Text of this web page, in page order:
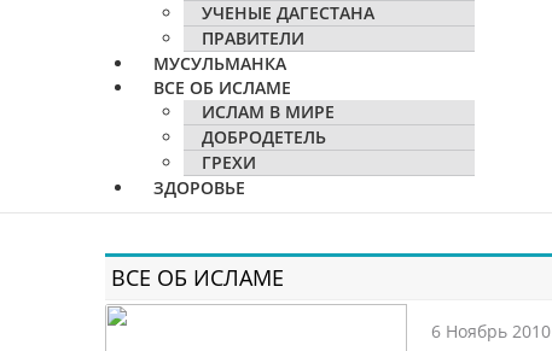
УЧЕНЫЕ ДАГЕСТАНА
ПРАВИТЕЛИ
МУСУЛЬМАНКА
ВСЕ ОБ ИСЛАМЕ
ИСЛАМ В МИРЕ
ДОБРОДЕТЕЛЬ
ГРЕХИ
ЗДОРОВЬЕ
ВСЕ ОБ ИСЛАМЕ
6 Ноябрь 2010